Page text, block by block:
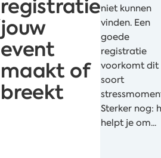
registratie
jouw
event
maakt of
breekt
niet kunnen
vinden. Een
goede
registratie
voorkomt dit
soort
Sterker nog:
helpt je om...